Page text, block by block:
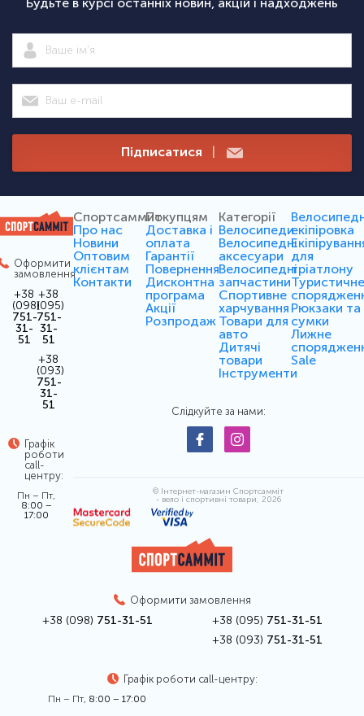
Підписатися |
Оформити
замовлення
+38
(098)
751-
31-
51
+38
(095)
751-
31-
51
+38
(093)
751-
31-
51
Графік
роботи
call-
центру:
Пн – Пт,
8:00 –
17:00
Спортсаммит
Про нас
Новини
Оптовим
клієнтам
Контакти
Покупцям
Доставка і
оплата
Гарантії
Повернення
Дисконтна
програма
Акції
Розпродаж
Категорії
Велосипеди
Велосипедні
аксесуари
Велосипедні
запчастини
Спортивне
харчування
Товари для
авто
Дитячі
товари
Інструменти
екіпіровка
для
тріатлону
Рюкзаки та
сумки
Лижне
Sale
Слідкуйте за нами:
© Інтернет-магазин Спортсамміт
- вело і спортивні товари, 2026
Оформити замовлення
+38 (098) 751-31-51 +38 (095) 751-31-51
+38 (093) 751-31-51
Графік роботи call-центру:
Пн – Пт, 8:00 – 17:00